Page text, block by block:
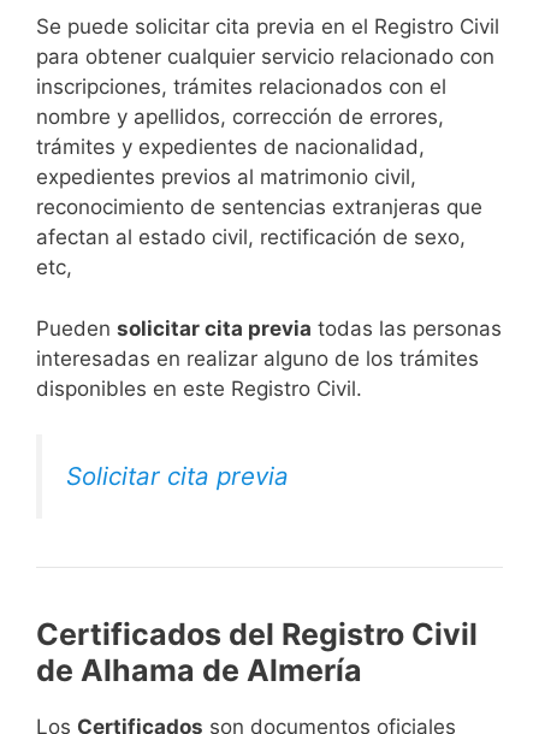
Se puede solicitar cita previa en el Registro Civil
para obtener cualquier servicio relacionado con
inscripciones, trámites relacionados con el
nombre y apellidos, corrección de errores,
trámites y expedientes de nacionalidad,
expedientes previos al matrimonio civil,
reconocimiento de sentencias extranjeras que
afectan al estado civil, rectificación de sexo,
etc,
​Pueden solicitar cita previa todas las personas
interesadas en realizar alguno de los trámites
disponibles en este Registro Civil.​
Solicitar cita previa
Certificados del Registro Civil
de Alhama de Almería
Los Certificados son documentos oficiales